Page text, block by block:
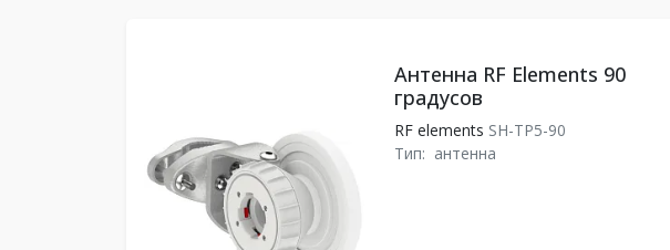
Антенна RF Elements 90
градусов
RF elements SH-TP5-90
Тип: антенна